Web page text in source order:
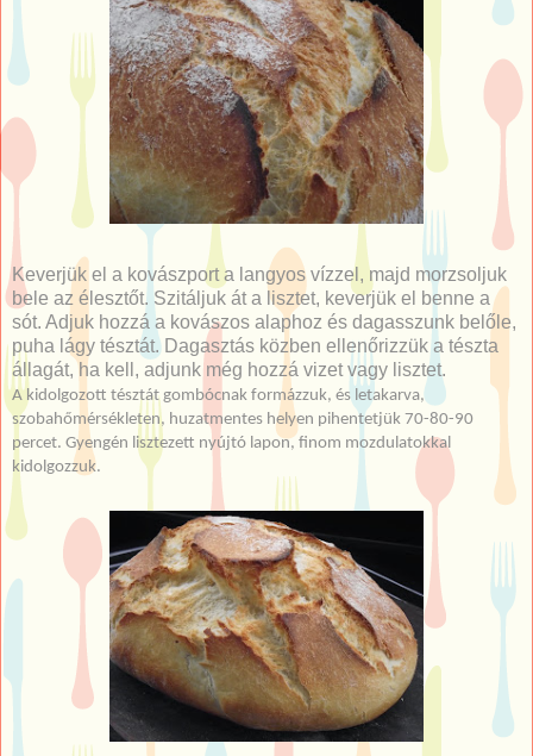
Keverjük el a kovászport a langyos vízzel, majd morzsoljuk
bele az élesztőt. Szitáljuk át a lisztet, keverjük el benne a
sót. Adjuk hozzá a kovászos alaphoz és dagasszunk belőle,
puha lágy tésztát. Dagasztás közben ellenőrizzük a tészta
állagát, ha kell, adjunk még hozzá vizet vagy lisztet.
A kidolgozott tésztát gombócnak formázzuk, és letakarva,
szobahőmérsékleten, huzatmentes helyen pihentetjük 70-80-90
percet. Gyengén lisztezett nyújtó lapon, finom mozdulatokkal
kidolgozzuk.